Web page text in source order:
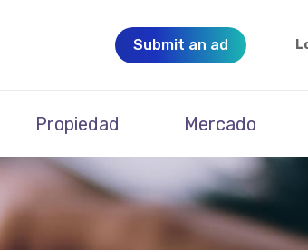
Submit an ad
Propiedad Mercado